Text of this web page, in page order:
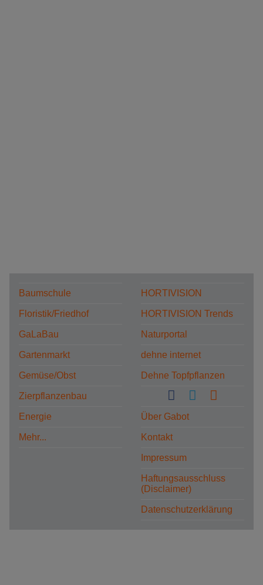
Baumschule
Floristik/Friedhof
GaLaBau
Gartenmarkt
Gemüse/Obst
Zierpflanzenbau
Energie
Mehr...
HORTIVISION
HORTIVISION Trends
Naturportal
dehne internet
Dehne Topfpflanzen
Über Gabot
Kontakt
Impressum
Haftungsausschluss
(Disclaimer)
Datenschutzerklärung